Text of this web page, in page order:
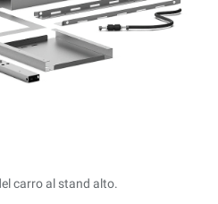
carro al stand alto.